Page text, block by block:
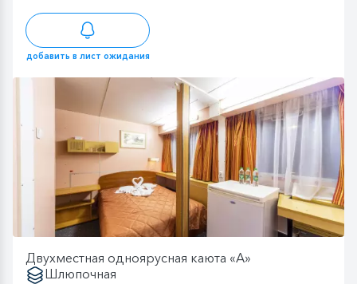
добавить в лист ожидания
Двухместная одноярусная каюта «А»
Шлюпочная